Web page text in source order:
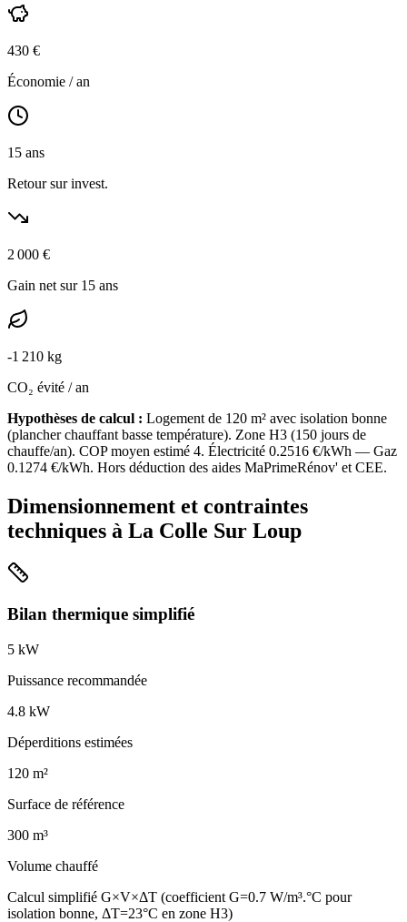
430 €
Économie / an
15 ans
Retour sur invest.
2 000 €
Gain net sur 15 ans
-1 210 kg
CO₂ évité / an
Hypothèses de calcul : Logement de 120 m² avec isolation bonne
(plancher chauffant basse température). Zone H3 (150 jours de
chauffe/an). COP moyen estimé 4. Électricité 0.2516 €/kWh — Gaz
0.1274 €/kWh. Hors déduction des aides MaPrimeRénov' et CEE.
Dimensionnement et contraintes
techniques à La Colle Sur Loup
Bilan thermique simplifié
5 kW
Puissance recommandée
4.8 kW
Déperditions estimées
120 m²
Surface de référence
300 m³
Volume chauffé
Calcul simplifié G×V×ΔT (coefficient G=0.7 W/m³.°C pour
isolation bonne, ΔT=23°C en zone H3)